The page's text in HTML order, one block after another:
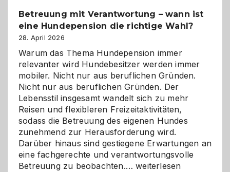
Betreuung mit Verantwortung – wann ist
eine Hundepension die richtige Wahl?
28. April 2026
Warum das Thema Hundepension immer
relevanter wird Hundebesitzer werden immer
mobiler. Nicht nur aus beruflichen Gründen.
Nicht nur aus beruflichen Gründen. Der
Lebensstil insgesamt wandelt sich zu mehr
Reisen und flexibleren Freizeitaktivitäten,
sodass die Betreuung des eigenen Hundes
zunehmend zur Herausforderung wird.
Darüber hinaus sind gestiegene Erwartungen an
eine fachgerechte und verantwortungsvolle
Betreuung zu beobachten.…Betreuung
weiterlesen